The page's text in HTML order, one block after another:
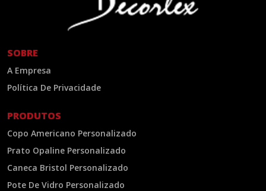
SOBRE
A Empresa
Política De Privacidade
PRODUTOS
Copo Americano Personalizado
Prato Opaline Personalizado
Caneca Bristol Personalizado
Pote De Vidro Personalizado